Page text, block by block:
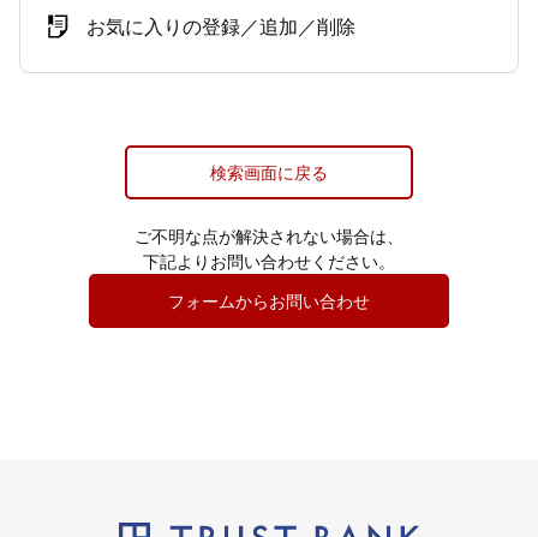
お気に入りの登録／追加／削除
検索画面に戻る
ご不明な点が解決されない場合は、
下記よりお問い合わせください。
フォームからお問い合わせ